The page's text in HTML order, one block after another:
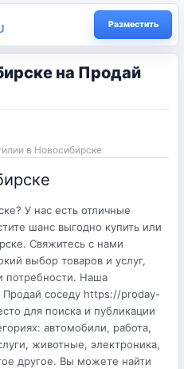
Разместить
на Продай
в Новосибирске
У нас есть отличные
шанс выгодно купить или
Свяжитесь с нами
выбор товаров и услуг,
потребности. Наша
Продай соседу https://proday-
для поиска и публикации
автомобили, работа,
животные, электроника,
другое. Вы можете найти